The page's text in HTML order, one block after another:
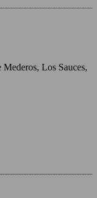
Los Sauces,